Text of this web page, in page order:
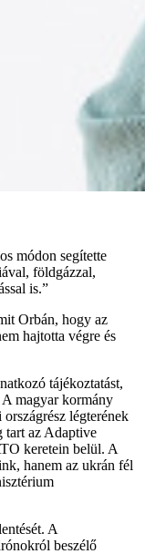
módon segítette
földgázzal,
is.”
Orbán, hogy az
hajtotta végre és
tájékoztatást,
magyar kormány
légterének
tart az Adaptive
keretein belül. A
hanem az ukrán fél
A
beszélő